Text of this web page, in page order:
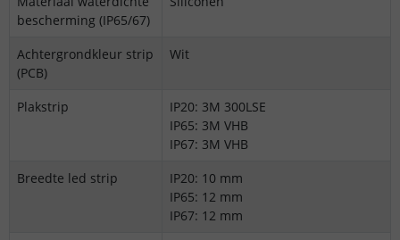
bescherming (IP65/67)
Achtergrondkleur strip
(PCB)
Wit
Plakstrip
IP20: 3M 300LSE
IP65: 3M VHB
IP67: 3M VHB
Breedte led strip
IP20: 10 mm
IP65: 12 mm
IP67: 12 mm